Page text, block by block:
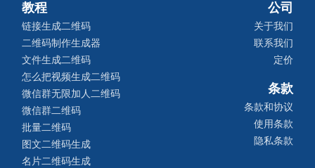
教程
链接生成二维码
二维码制作生成器
文件生成二维码
怎么把视频生成二维码
微信群无限加人二维码
微信群二维码
批量二维码
图文二维码生成
名片二维码生成
公司
关于我们
联系我们
定价
条款
条款和协议
使用条款
隐私条款